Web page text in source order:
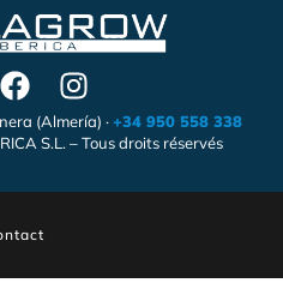
(Almería) ·+34 950 558 338
S.L. – Tous droits réservés